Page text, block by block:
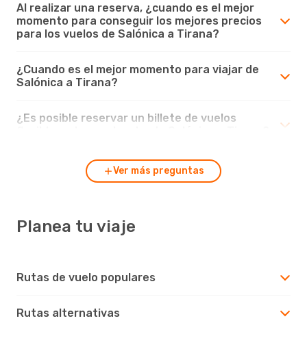
Al realizar una reserva, ¿cuando es el mejor
momento para conseguir los mejores precios
para los vuelos de Salónica a Tirana?
¿Cuando es el mejor momento para viajar de
Salónica a Tirana?
¿Es posible reservar un billete de vuelos
Ver más preguntas
Planea tu viaje
Rutas de vuelo populares
Rutas alternativas